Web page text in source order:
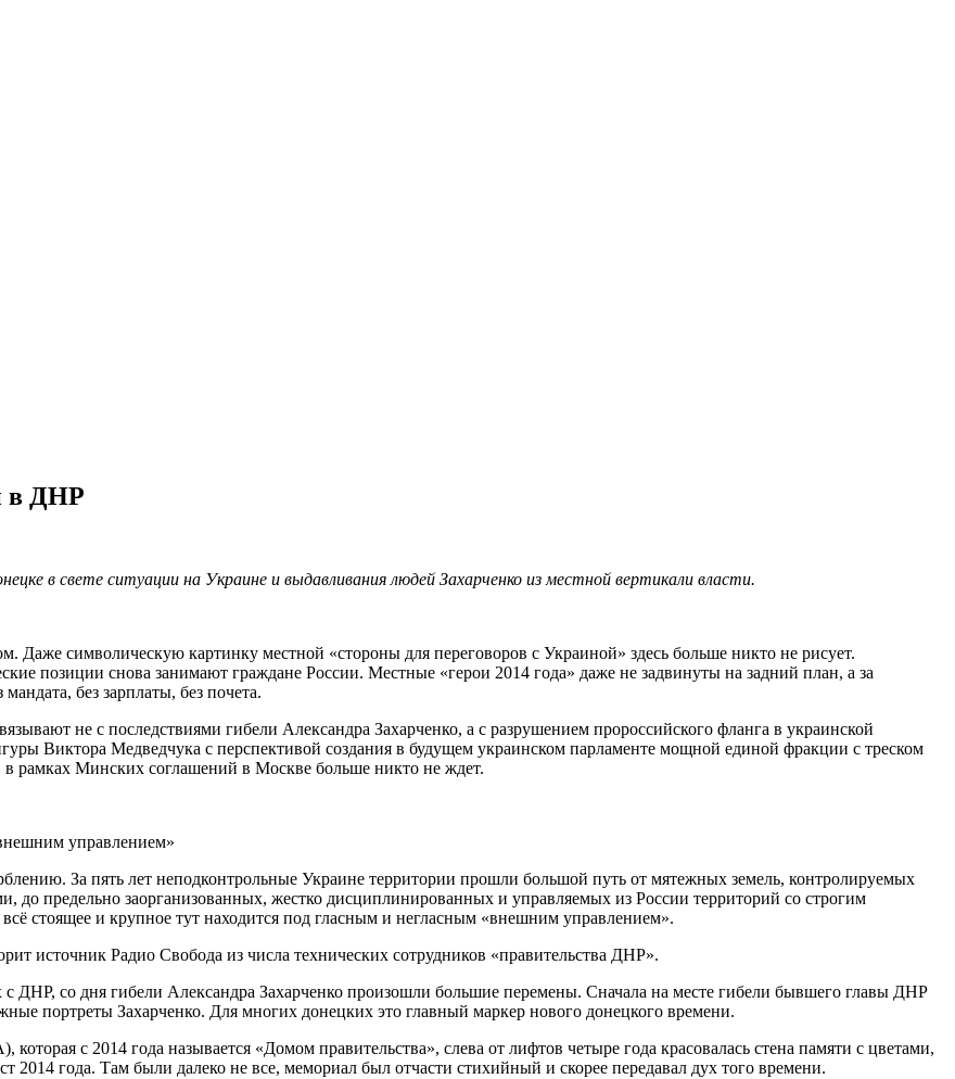
в ДНР
в свете ситуации на Украине и выдавливания людей Захарченко из местной вертикали власти.
Даже символическую картинку местной «стороны для переговоров с Украиной» здесь больше никто не рисует.
позиции снова занимают граждане России. Местные «герои 2014 года» даже не задвинуты на задний план, а за
без зарплаты, без почета.
не с последствиями гибели Александра Захарченко, а с разрушением пророссийского фланга в украинской
Виктора Медведчука с перспективой создания в будущем украинском парламенте мощной единой фракции с треском
в рамках Минских соглашений в Москве больше никто не ждет.
управлением»
За пять лет неподконтрольные Украине территории прошли большой путь от мятежных земель, контролируемых
предельно заорганизованных, жестко дисциплинированных и управляемых из России территорий со строгим
стоящее и крупное тут находится под гласным и негласным «внешним управлением».
источник Радио Свобода из числа технических сотрудников «правительства ДНР».
ДНР, со дня гибели Александра Захарченко произошли большие перемены. Сначала на месте гибели бывшего главы ДНР
портреты Захарченко. Для многих донецких это главный маркер нового донецкого времени.
с 2014 года называется «Домом правительства», слева от лифтов четыре года красовалась стена памяти с цветами,
года. Там были далеко не все, мемориал был отчасти стихийный и скорее передавал дух того времени.